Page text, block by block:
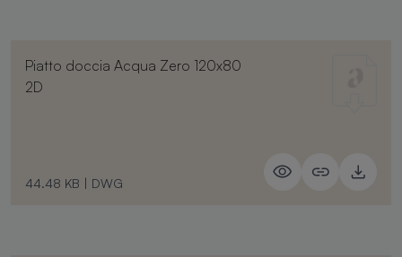
Piatto doccia Acqua Zero 120x80
2D
44.48 KB | DWG